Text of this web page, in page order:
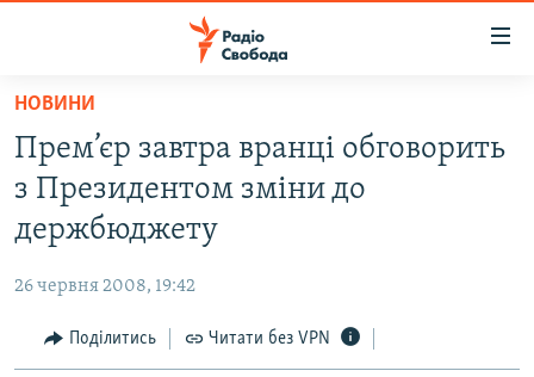
Перейти
основного
матеріалу
Перейти
до
основної
навігації
Перейти
до
РАДІО СВОБОДА – 70 РОКІВ
ВСЕ ЗА ДОБУ
СТАТТІ
ЕКОНОМІКА
СУСПІЛЬСТВО
РОСІЙСЬКА «ФІЛЬТРАЦІЯ»
ДОНБАС.РЕАЛІЇ
НОВИНИ
Прем’єр завтра вранці обговорить
з Президентом зміни до
держбюджету
26 червня 2008, 19:42
Поділитись Читати без VPN